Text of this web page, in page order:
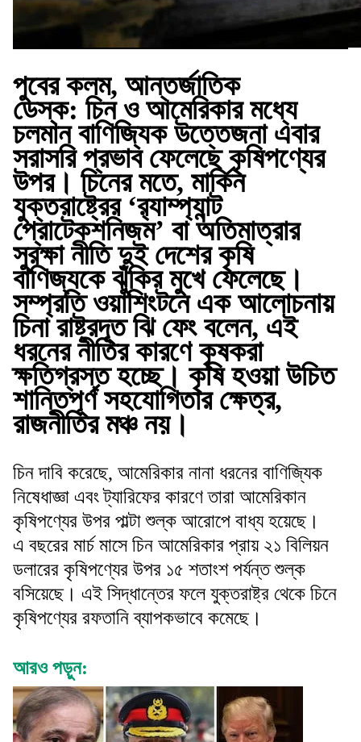
পুবের কলম, আন্তর্জাতিক
ডেস্ক: চিন ও আমেরিকার মধ্যে
চলমান বাণিজ্যিক উত্তেজনা এবার
সরাসরি প্রভাব ফেলেছে কৃষিপণ্যের
উপর। চিনের মতে, মার্কিন
যুক্তরাষ্ট্রের ‘র‌্যাম্প্যান্ট
প্রোটেকশনিজম’ বা অতিমাত্রার
সুরক্ষা নীতি দুই দেশের কৃষি
বাণিজ্যকে ঝুঁকির মুখে ফেলেছে।
সম্প্রতি ওয়াশিংটনে এক আলোচনায়
চিনা রাষ্ট্রদূত ঝি ফেং বলেন, এই
ধরনের নীতির কারণে কৃষকরা
ক্ষতিগ্রস্ত হচ্ছে। কৃষি হওয়া উচিত
শান্তিপূর্ণ সহযোগিতার ক্ষেত্র,
রাজনীতির মঞ্চ নয়।
চিন দাবি করেছে, আমেরিকার নানা ধরনের বাণিজ্যিক
নিষেধাজ্ঞা এবং ট্যারিফের কারণে তারা আমেরিকান
কৃষিপণ্যের উপর পাল্টা শুল্ক আরোপে বাধ্য হয়েছে।
এ বছরের মার্চ মাসে চিন আমেরিকার প্রায় ২১ বিলিয়ন
ডলারের কৃষিপণ্যের উপর ১৫ শতাংশ পর্যন্ত শুল্ক
বসিয়েছে। এই সিদ্ধান্তের ফলে যুক্তরাষ্ট্র থেকে চিনে
কৃষিপণ্যের রফতানি ব্যাপকভাবে কমেছে।
আরও পড়ুন: